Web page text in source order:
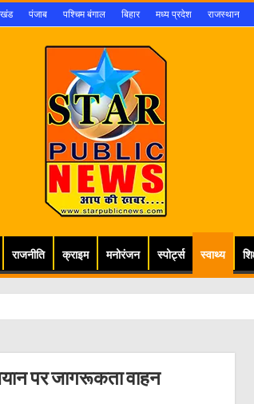
पंजाब पश्चिम बंगाल बिहार मध्य प्रदेश राजस्थान
राजनीति क्राइम मनोरंजन स्पोर्ट्स स्वाथ्य
पर जागरूकता वाहन